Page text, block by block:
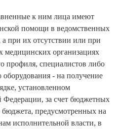
к ним лица имеют
помощи в ведомственных
при их отсутствии или при
медицинских организациях
профиля, специалистов либо
- на получение
установленном
Федерации, за счет бюджетных
бюджета, предусмотренных на
исполнительной власти, в